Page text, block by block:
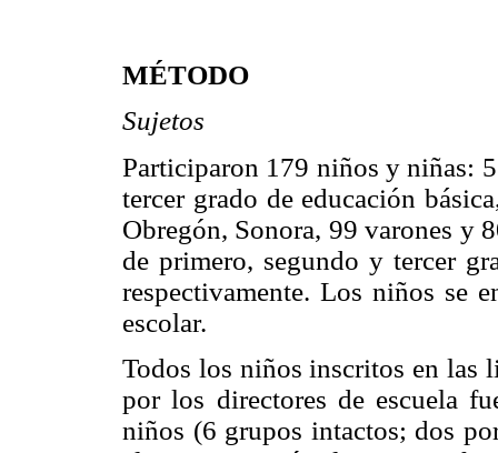
MÉTODO
Sujetos
Participaron 179 niños y niñas:
tercer grado de educación
Obregón, Sonora, 99 varones y
de primero, segundo y tercer
respectivamente. Los niños se
escolar.
Todos los niños inscritos en las
por los directores de escuela
niños (6 grupos intactos; dos